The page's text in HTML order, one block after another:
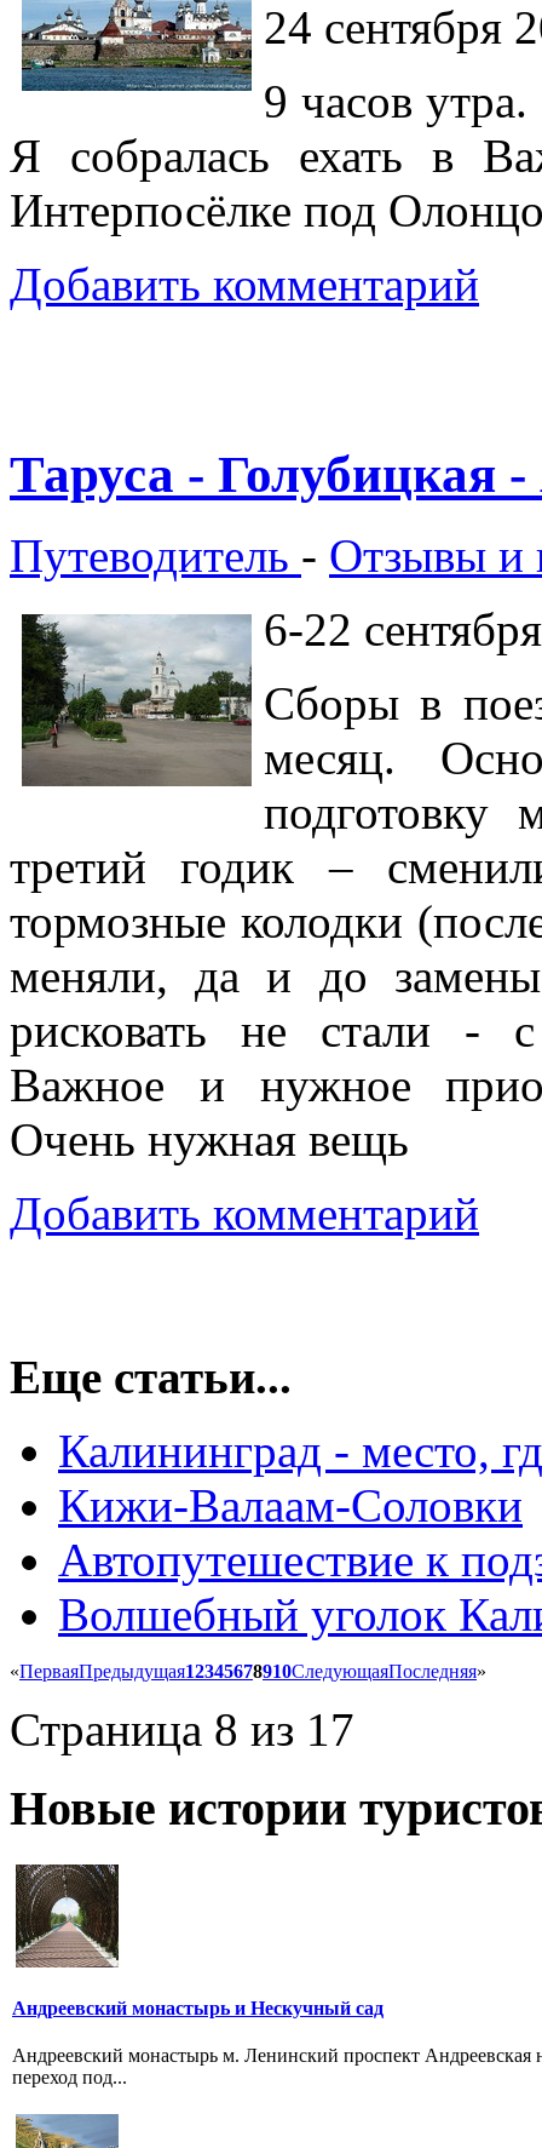
24 сентября
9 часов
Я собралась ехать в
Интерпосёлке под
Добавить комментарий
Таруса - Голубицкая
Путеводитель - Отзывы и
6-22
Сборы в
месяц.
третий годик –
тормозные колодки
меняли, да и до
рисковать не стали -
Важное и нужное
Очень нужная вещь
Добавить комментарий
Еще статьи...
Калининград - место,
Кижи-Валаам-Соловки
Автопутешествие к
Волшебный уголок
«ПерваяПредыдущая12345678910СледующаяПоследняя»
Страница 8 из 17
Новые истории
Андреевский монастырь и Нескучный сад
Андреевский монастырь м. Ленинский проспект Андреевская
переход под...